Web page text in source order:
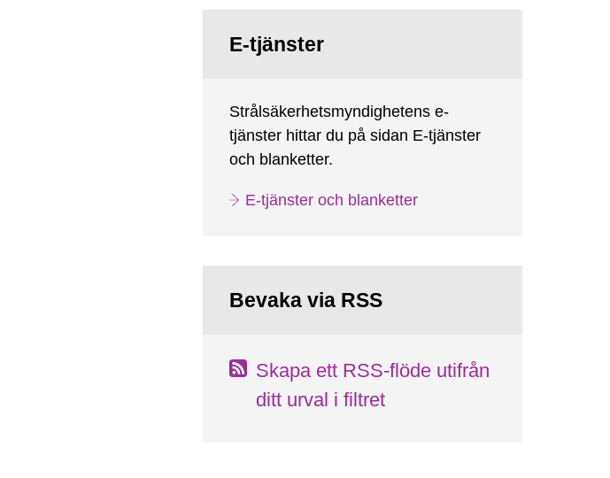
E-tjänster
Strålsäkerhetsmyndighetens e-
tjänster hittar du på sidan E-tjänster
och blanketter.
E-tjänster och blanketter
Bevaka via RSS
Skapa ett RSS-flöde utifrån
ditt urval i filtret